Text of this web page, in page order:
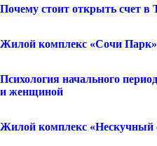
Почему стоит открыть счет в
Жилой комплекс «Сочи Парк»
Психология начального
и женщиной
Жилой комплекс «Нескучный